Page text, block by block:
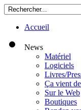
Accueil
News
Matériel
Logiciels
Livres/
Ça vient
Sur le Web
Boutiques